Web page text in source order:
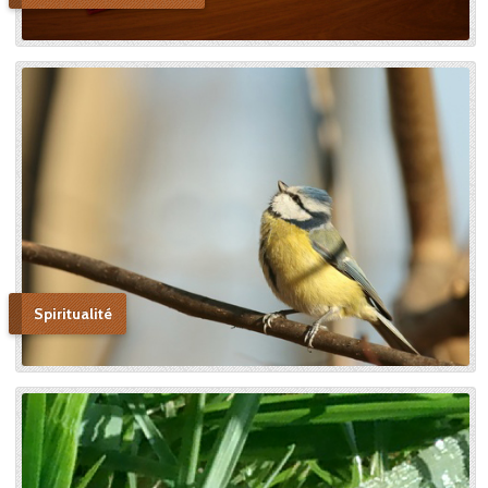
autels, mais l’instrument dont
le bon Dieu s’était servi pour
montrer aux âmes “la voie de
l’enfance spirituelle” afin qu’il
produise tout l’effet pour
lequel il avait été créé. » En
promulguant le décret sur
l’héroïcité des vertus de
Thérèse, le pape Benoît XV
saluera cette « voie de la
confiance et de l’abandon ».
Bonne lecture pour aller de
découvertes en découvertes.
« Autobiographie de la sœur
et novice de la Petite
Thérèse. Histoire d’un tison
arraché du feu. » Edition du
Carmel. 386 pages. 20 Euros
Spiritualité